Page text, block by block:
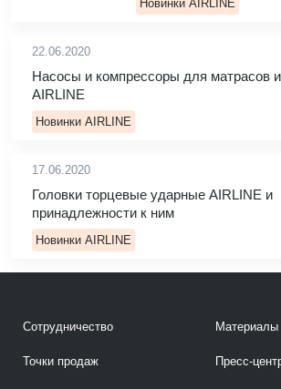
Новинки AIRLINE
22.06.2020
Насосы и компрессоры для матрасов
AIRLINE
Новинки AIRLINE
17.06.2020
Головки торцевые ударные AIRLINE и
принадлежности к ним
Новинки AIRLINE
Сотрудничество
Точки продаж
Материалы
Пресс-